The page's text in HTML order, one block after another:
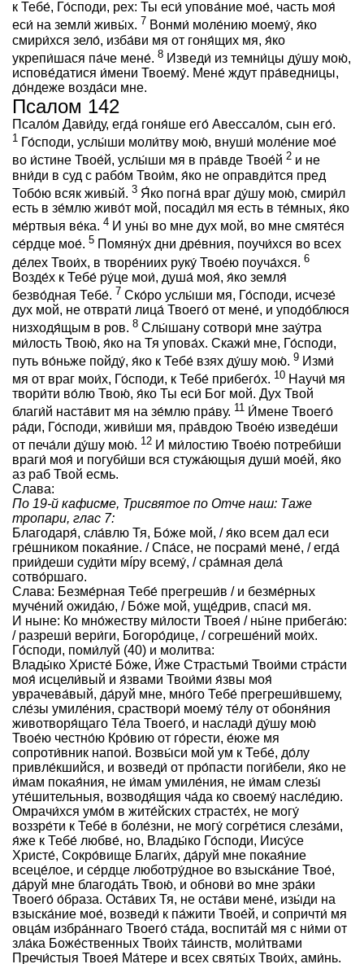
к Тебе́, Го́споди, рех: Ты еси́ упова́ние мое́, часть моя́
еси́ на земли́ живы́х. 7 Вонми́ моле́нию моему́, я́ко
смири́хся зело́, изба́ви мя от гоня́щих мя, я́ко
укрепи́шася па́че мене́. 8 Изведи́ из темни́цы ду́шу мою́,
испове́датися и́мени Твоему́. Мене́ ждут пра́ведницы,
до́ндеже возда́си мне.
Псалом 142
Псало́м Дави́ду, егда́ гоня́ше его́ Авессало́м, сын его́.
1 Го́споди, услы́ши моли́тву мою́, внуши́ моле́ние мое́
во и́стине Твое́й, услы́ши мя в пра́вде Твое́й 2 и не
вни́ди в суд с рабо́м Твои́м, я́ко не оправди́тся пред
Тобо́ю всяк живы́й. 3 Я́ко погна́ враг ду́шу мою́, смири́л
есть в зе́млю живо́т мой, посади́л мя есть в те́мных, я́ко
ме́ртвыя ве́ка. 4 И уны́ во мне дух мой, во мне смяте́ся
се́рдце мое́. 5 Помяну́х дни дре́вния, поучи́хся во всех
де́лех Твои́х, в творе́ниих руку́ Твое́ю поуча́хся. 6
Возде́х к Тебе́ ру́це мои́, душа́ моя́, я́ко земля́
безво́дная Тебе́. 7 Ско́ро услы́ши мя, Го́споди, исчезе́
дух мой, не отврати́ лица́ Твоего́ от мене́, и уподо́блюся
низходя́щым в ров. 8 Слы́шану сотвори́ мне зау́тра
ми́лость Твою́, я́ко на Тя упова́х. Скажи́ мне, Го́споди,
путь во́ньже пойду́, я́ко к Тебе́ взях ду́шу мою́. 9 Изми́
мя от враг мои́х, Го́споди, к Тебе́ прибего́х. 10 Научи́ мя
твори́ти во́лю Твою́, я́ко Ты еси́ Бог мой. Дух Твой
благи́й наста́вит мя на зе́млю пра́ву. 11 И́мене Твоего́
ра́ди, Го́споди, живи́ши мя, пра́вдою Твое́ю изведе́ши
от печа́ли ду́шу мою́. 12 И ми́лостию Твое́ю потреби́ши
враги́ моя́ и погуби́ши вся стужа́ющыя души́ мое́й, я́ко
аз раб Твой есмь.
Слава:
По 19‑й кафисме, Трисвятое по Отче наш: Таже
тропари, глас 7:
Благодаря́, сла́влю Тя, Бо́же мой, / я́ко всем дал ecи
гре́шником покая́ние. / Спа́се, не посрами́ мене́, / егда́
прии́деши суди́ти мíру всему́, / сра́мная дела́
сотво́ршаго.
Слава: Безме́рная Тебе́ прегреши́в / и безме́рных
муче́ний ожида́ю, / Бо́же мой, уще́дрив, спаси́ мя.
И ныне: Ко мно́жеству ми́лости Твоея́ / ны́не прибега́ю:
/ разреши́ вери́ги, Богоро́дице, / согреше́ний мои́х.
Го́споди, поми́луй (40) и молитва:
Влады́ко Христе́ Бо́же, И́же Страстьми́ Твои́ми стра́сти
моя́ исцели́вый и я́звами Твои́ми я́звы моя́
уврачева́вый, да́руй мне, мно́го Тебе́ прегреши́вшему,
сле́зы умиле́ния, сраствори́ моему́ те́лу от обоня́ния
животворя́щаго Те́ла Твоего́, и наслади́ ду́шу мою́
Твое́ю честно́ю Кро́вию от го́рести, е́юже мя
сопроти́вник напои́. Возвы́си мой ум к Тебе́, до́лу
привле́кшийся, и возведи́ от про́пасти поги́бели, я́ко не
и́мам покая́ния, не и́мам умиле́ния, не и́мам слезы́
уте́шительныя, возводя́щия ча́да ко своему́ насле́дию.
Омрачи́хся умо́м в жите́йских страсте́х, не могу́
воззре́ти к Тебе́ в боле́зни, не могу́ согре́тися слеза́ми,
я́же к Тебе́ любве́, но, Влады́ко Го́споди, Иису́се
Христе́, Сокро́вище Благи́х, да́руй мне покая́ние
всеце́лое, и се́рдце люботру́дное во взыска́ние Твое́,
да́руй мне благода́ть Твою́, и обнови́ во мне зра́ки
Твоего́ о́браза. Оста́вих Тя, не оста́ви мене́, изы́ди на
взыска́ние мое́, возведи́ к па́жити Твое́й, и сопричти́ мя
овца́м избра́ннаго Твоего́ ста́да, воспита́й мя с ни́ми от
зла́ка Боже́ственных Твои́х та́инств, моли́твами
Пречи́стыя Твоея́ Ма́тере и всех святы́х Твои́х, ами́нь.